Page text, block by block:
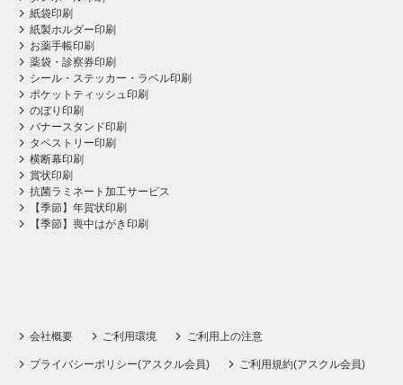
紙袋印刷
紙製ホルダー印刷
お薬手帳印刷
薬袋・診察券印刷
シール・ステッカー・ラベル印刷
ポケットティッシュ印刷
のぼり印刷
バナースタンド印刷
タペストリー印刷
横断幕印刷
賞状印刷
抗菌ラミネート加工サービス
【季節】年賀状印刷
【季節】喪中はがき印刷
会社概要 ご利用環境 ご利用上の注意
プライバシーポリシー(アスクル会員) ご利用規約(アスクル会員)